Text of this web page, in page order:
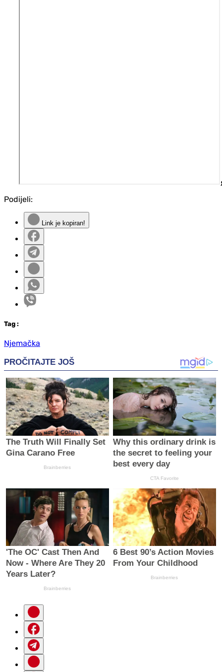
Podijeli:
Link je kopiran!
Tag :
Njemačka